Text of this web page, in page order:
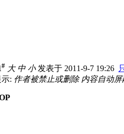
# 大 中 小发表于 2011-9-7 19:26
: 作者被禁止或删除 内容自动屏